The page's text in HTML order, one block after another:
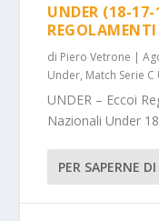
UNDER (18-
di Piero Vetrone |
Under, Match Serie
UNDER – Eccoi
Nazionali Under
PER SAPERNE